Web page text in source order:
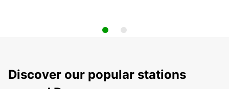
Discover our popular stations